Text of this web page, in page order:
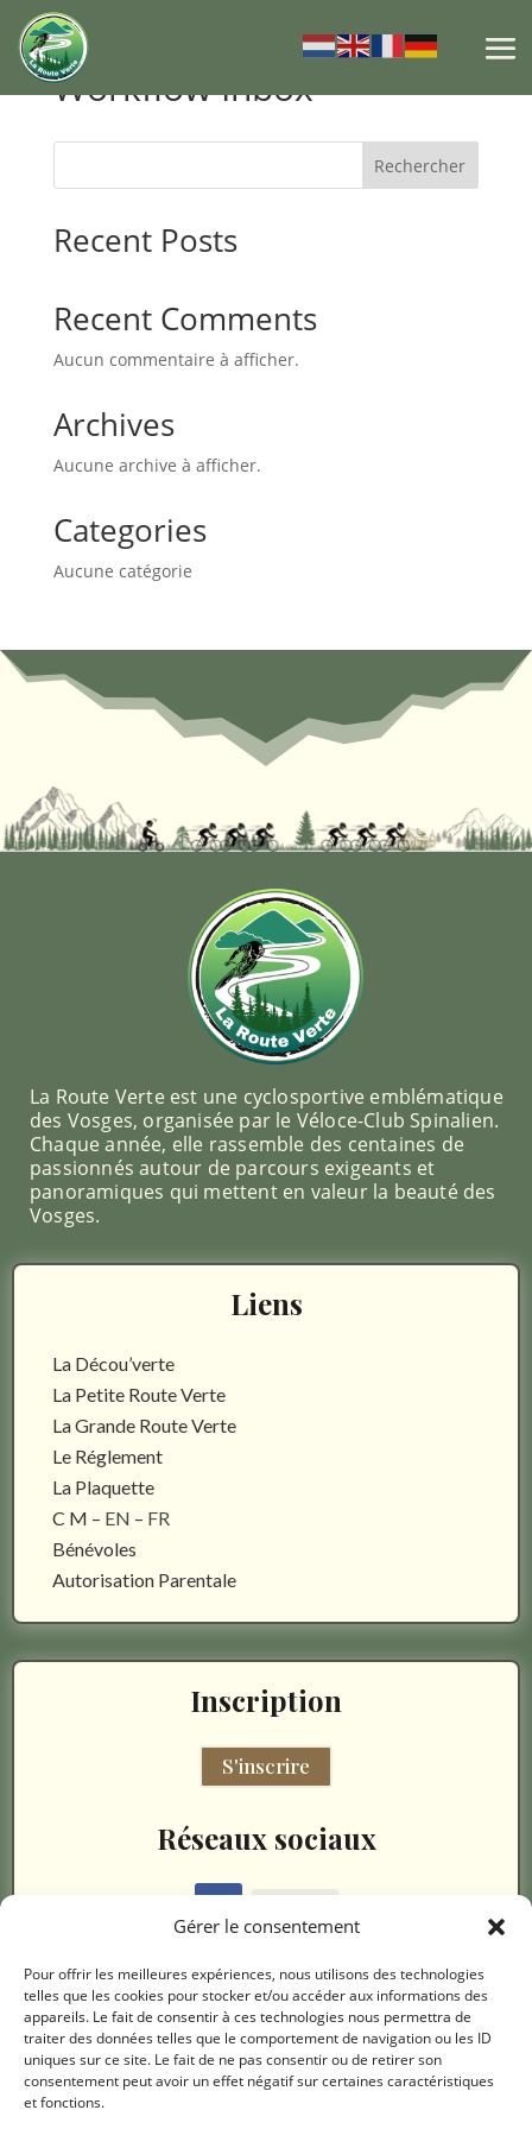
Gérer le consentement
Pour offrir les meilleures expériences, nous utilisons des technologies
telles que les cookies pour stocker et/ou accéder aux informations des
appareils. Le fait de consentir à ces technologies nous permettra de
traiter des données telles que le comportement de navigation ou les ID
uniques sur ce site. Le fait de ne pas consentir ou de retirer son
consentement peut avoir un effet négatif sur certaines caractéristiques
et fonctions.
Workflow Inbox
Rechercher
Recent Posts
Recent Comments
Aucun commentaire à afficher.
Archives
Aucune archive à afficher.
Categories
Aucune catégorie
La Route Verte est une cyclosportive emblématique
des Vosges, organisée par le Véloce-Club Spinalien.
Chaque année, elle rassemble des centaines de
passionnés autour de parcours exigeants et
panoramiques qui mettent en valeur la beauté des
Vosges.
Liens
La Décou’verte
La Petite Route Verte
La Grande Route Verte
Le Réglement
La Plaquette
C M – EN – FR
Bénévoles
Autorisation Parentale
Inscription
S'inscrire
Réseaux sociaux
Suivre
Mentions légales
Politique de confidentialité
Mentions légales